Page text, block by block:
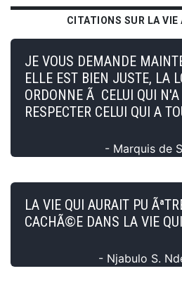
CITATIONS SUR LA VIE
JE VOUS DEMANDE
ELLE EST BIEN JUSTE, LA
ORDONNE Ã CELUI QUI
RESPECTER CELUI QUI A
- Marquis de
LA VIE QUI AURAIT PU
CACHÃ©E DANS LA VIE
- Njabulo S.